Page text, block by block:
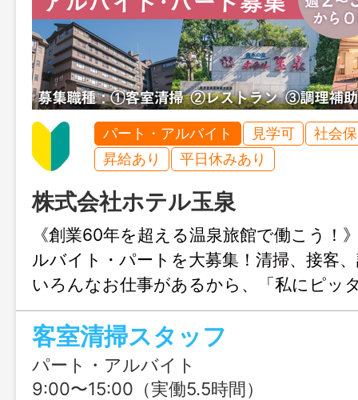
パート・アルバイト 見学可
社会
昇給あり
平日休みあり
株式会社ホテル玉泉
《創業60年を超える温泉旅館で働こう！
ルバイト・パートを大募集！清掃、接客
いろんなお仕事があるから、「私にピッ
見つかる♪
客室清掃スタッフ
パート・アルバイト
9:00〜15:00（実働5.5時間）